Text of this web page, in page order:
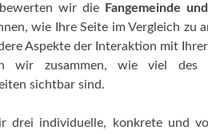
wir die
Fangemeinde und
wie Ihre Seite im Vergleich zu
Aspekte der Interaktion mit
wir zusammen, wie viel des
sichtbar sind.
drei individuelle, konkrete und